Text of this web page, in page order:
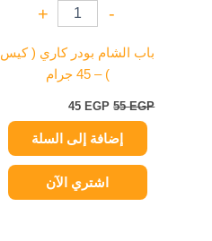
-
+
باب الشام بودر كاري ( كيس
) – 45 جرام
55EGP
45 EGP
إضافة إلى السلة
اشتري الآن